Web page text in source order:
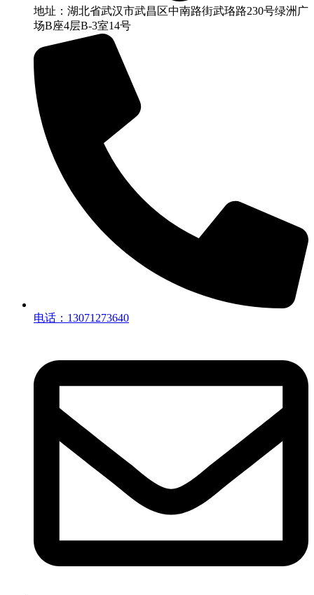
地址：湖北省武汉市武昌区中南路街武珞路230号绿洲广
场B座4层B-3室14号
电话：13071273640